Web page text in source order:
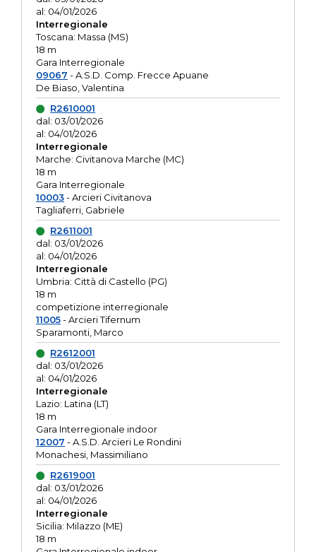
al: 04/01/2026
Interregionale
Toscana: Massa (MS)
18 m
Gara Interregionale
09067 - A.S.D. Comp. Frecce Apuane
De Biaso, Valentina
R2610001
dal: 03/01/2026
al: 04/01/2026
Interregionale
Marche: Civitanova Marche (MC)
18 m
Gara Interregionale
10003- Arcieri Civitanova
Tagliaferri, Gabriele
R2611001
dal: 03/01/2026
al: 04/01/2026
Interregionale
Umbria: Città di Castello (PG)
18 m
competizione interregionale
11005- Arcieri Tifernum
Sparamonti, Marco
R2612001
dal: 03/01/2026
al: 04/01/2026
Interregionale
Lazio: Latina (LT)
18 m
Gara Interregionale indoor
12007 - A.S.D. Arcieri Le Rondini
Monachesi, Massimiliano
R2619001
dal: 03/01/2026
al: 04/01/2026
Interregionale
Sicilia: Milazzo (ME)
18 m